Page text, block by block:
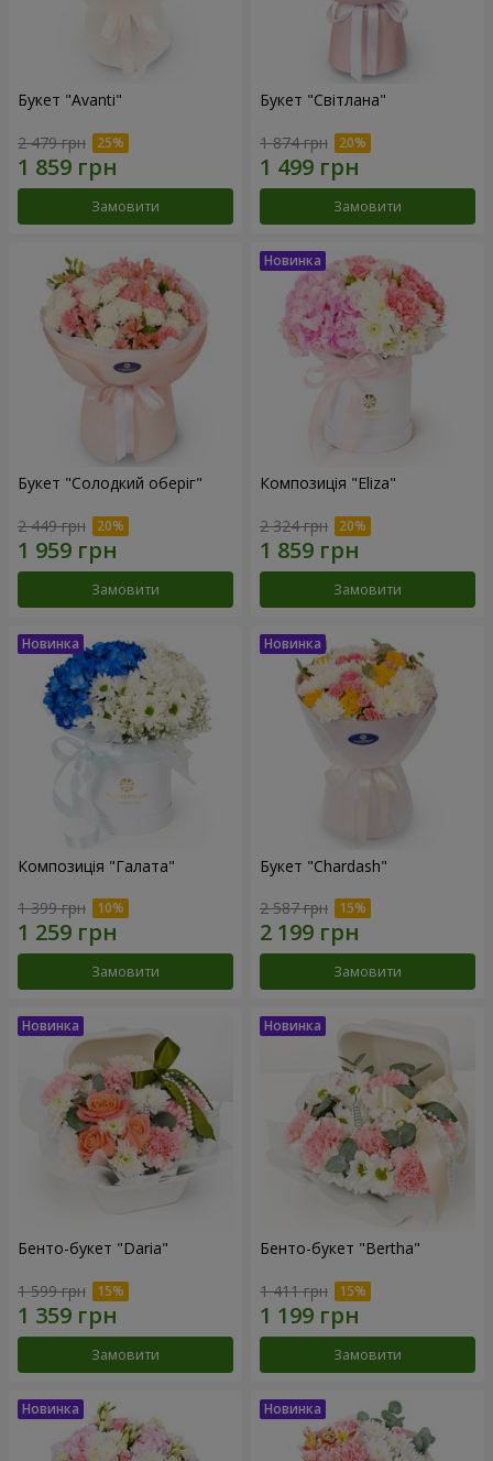
Букет "Avanti"
2 479 грн
Замовити
Букет "Світлана"
1 874 грн
Замовити
Букет "Солодкий оберіг"
2 449 грн
Замовити
Композиція "Eliza"
2 324 грн
Замовити
Композиція "Галата"
1 399 грн
Замовити
Букет "Chardash"
2 587 грн
Замовити
Бенто-букет "Daria"
1 599 грн
Замовити
Бенто-букет "Bertha"
1 411 грн
Замовити